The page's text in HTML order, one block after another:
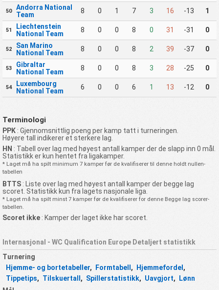
50
Andorra National
Team
8 0 1 7 3 16 -13 1
51
Liechtenstein
National Team
8 0 0 8 0 31 -31 0
52
San Marino
National Team
8 0 0 8 2 39 -37 0
53
Gibraltar
National Team
8 0 0 8 3 28 -25 0
54
Luxembourg
National Team
6 0 0 6 1 13 -12 0
Terminologi
PPK: Gjennomsnittlig poeng per kamp tatt i turneringen.
Høyere tall indikerer et sterkere lag.
HN : Tabell over lag med høyest antall kamper der de slapp inn 0 mål.
Statistikk er kun hentet fra ligakamper.
* Laget må ha spilt minimum 7 kamper før de kvalifiserer til denne holdt nullen-
tabellen
BTTS : Liste over lag med høyest antall kamper der begge lag
scoret. Statistikk kun fra lagets nasjonale liga.
* Laget må ha spilt minst 7 kamper før de kvalifiserer for denne Begge lag scorer-
tabellen.
Scoret ikke : Kamper der laget ikke har scoret.
Internasjonal - WC Qualification Europe Detaljert statistikk
Turnering
Hjemme- og bortetabeller, Formtabell , Hjemmefordel ,
Tippetips, Tilskuertall , Spillerstatistikk, Uavgjort,
Lønn